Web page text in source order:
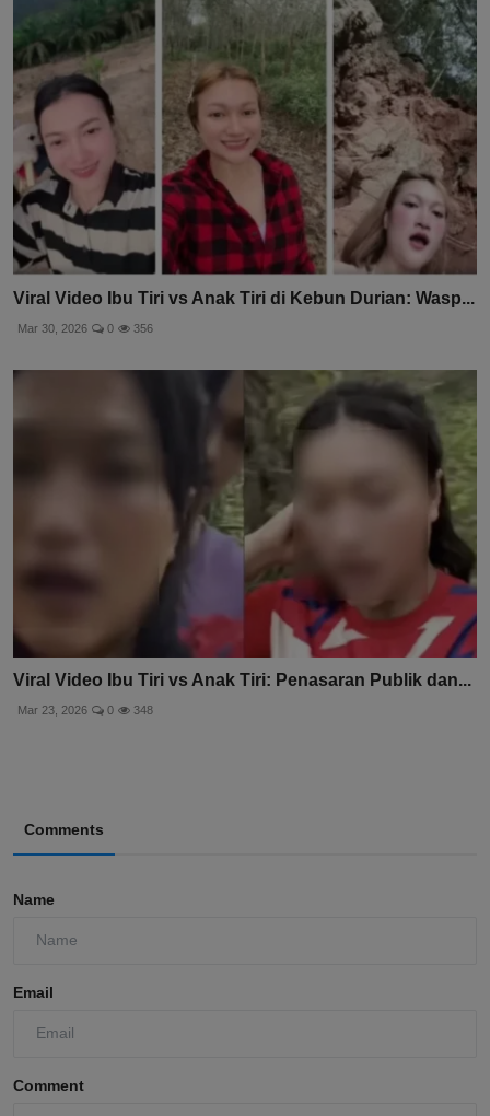
Viral Video Ibu Tiri vs Anak Tiri di Kebun Durian: Wasp...
Mar 30, 2026 0 356
Viral Video Ibu Tiri vs Anak Tiri: Penasaran Publik dan...
Mar 23, 2026 0 348
Comments
Name
Email
Comment